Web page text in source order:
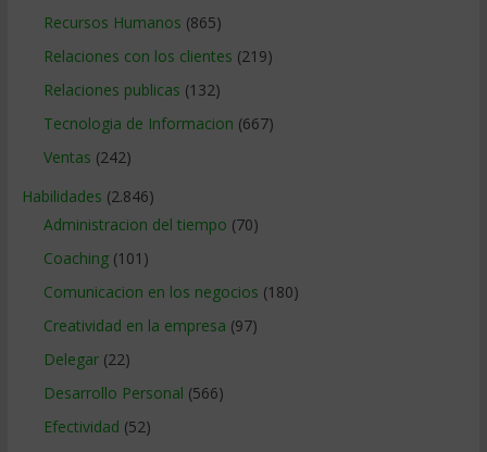
Recursos Humanos (865)
Relaciones con los clientes (219)
Relaciones publicas (132)
Tecnologia de Informacion (667)
Ventas (242)
Habilidades (2.846)
Administracion del tiempo (70)
Coaching(101)
Comunicacion en los negocios (180)
Creatividad en la empresa (97)
Delegar(22)
Desarrollo Personal (566)
Efectividad (52)